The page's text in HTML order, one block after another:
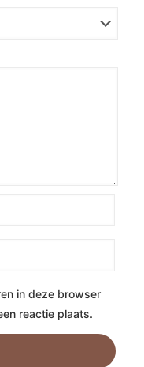
in deze browser
reactie plaats.